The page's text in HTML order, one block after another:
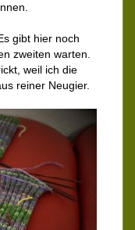
gibt hier noch
zweiten warten.
weil ich die
reiner Neugier.